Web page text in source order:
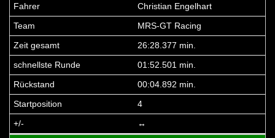
Christian Engelhart
MRS-GT Racing
26:28.377 min.
01:52.501 min.
00:04.892 min.
4
↔